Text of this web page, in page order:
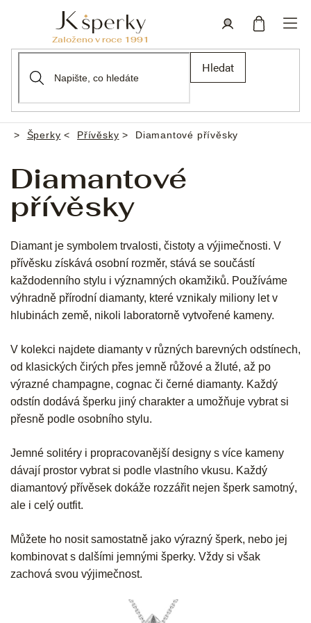
Hledat
Domů
Šperky Přívěsky Diamantové přívěsky
Diamantové
přívěsky
Diamant je symbolem trvalosti, čistoty a výjimečnosti. V
přívěsku získává osobní rozměr, stává se součástí
každodenního stylu i významných okamžiků. Používáme
výhradně přírodní diamanty, které vznikaly miliony let v
hlubinách země, nikoli laboratorně vytvořené kameny.
V kolekci najdete diamanty v různých barevných odstínech,
od klasických čirých přes jemně růžové a žluté, až po
výrazné champagne, cognac či černé diamanty. Každý
odstín dodává šperku jiný charakter a umožňuje vybrat si
přesně podle osobního stylu.
Jemné solitéry i propracovanější designy s více kameny
dávají prostor vybrat si podle vlastního vkusu. Každý
diamantový přívěsek dokáže rozzářit nejen šperk samotný,
ale i celý outfit.
Můžete ho nosit samostatně jako výrazný šperk, nebo jej
kombinovat s dalšími jemnými šperky. Vždy si však
zachová svou výjimečnost.